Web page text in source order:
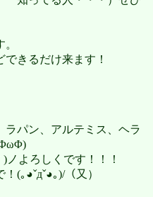
きるだけ来ます！
パン、アルテミス、ヘラ
よろしくです！！！
(｡◕ˇдˇ​◕｡)/（又）